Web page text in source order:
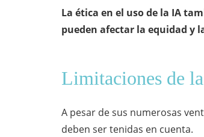
La ética en el uso de la IA
pueden afectar la equidad y
Limitaciones de
A pesar de sus numerosas
deben ser tenidas en cuenta.